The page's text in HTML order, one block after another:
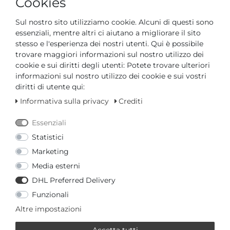
Pure! Diamonds Jewellery
*incl. IVA più Spese di spedizione
3079,00 € *
Pure! Diamonds Jewelry -
Solitairering 18 kt
Pure! Diamonds Jewellery
*incl. IVA
Solitairering Zae 18 kt
Pure! Diamonds Jewellery
Sul nostro sito utilizziamo cookie. Alcuni di questi sono
essenziali, mentre altri ci aiutano a migliorare il sito
stesso e l'esperienza dei nostri utenti. Qui è possibile
trovare maggiori informazioni sul nostro utilizzo dei
cookie e sui diritti degli utenti: Potete trovare ulteriori
informazioni sul nostro utilizzo dei cookie e sui vostri
diritti di utente qui:
Informativa sulla privacy
Crediti
Essenziali
Statistici
Marketing
Media esterni
DHL Preferred Delivery
Funzionali
Altre impostazioni